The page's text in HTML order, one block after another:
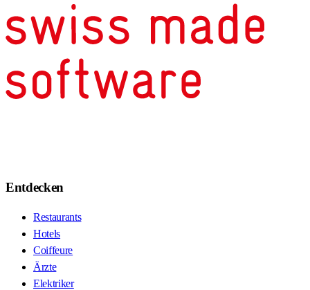
Entdecken
Restaurants
Hotels
Coiffeure
Ärzte
Elektriker